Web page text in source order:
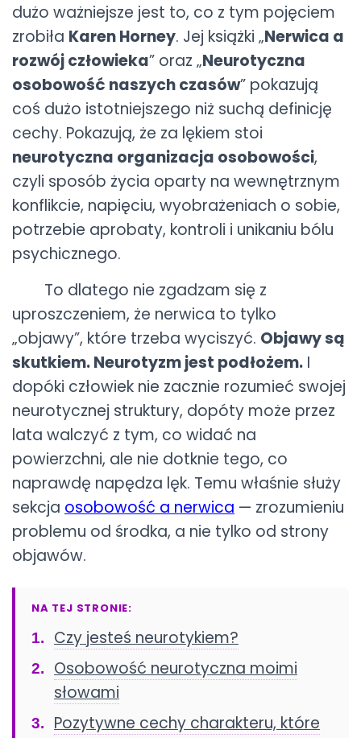
dużo ważniejsze jest to, co z tym pojęciem
zrobiła Karen Horney. Jej książki „Nerwica a
rozwój człowieka” oraz „Neurotyczna
osobowość naszych czasów” pokazują
coś dużo istotniejszego niż suchą definicję
cechy. Pokazują, że za lękiem stoi
neurotyczna organizacja osobowości,
czyli sposób życia oparty na wewnętrznym
konflikcie, napięciu, wyobrażeniach o sobie,
potrzebie aprobaty, kontroli i unikaniu bólu
psychicznego.
To dlatego nie zgadzam się z
uproszczeniem, że nerwica to tylko
„objawy”, które trzeba wyciszyć. Objawy są
skutkiem. Neurotyzm jest podłożem. I
dopóki człowiek nie zacznie rozumieć swojej
neurotycznej struktury, dopóty może przez
lata walczyć z tym, co widać na
powierzchni, ale nie dotknie tego, co
naprawdę napędza lęk. Temu właśnie służy
sekcja osobowość a nerwica — zrozumieniu
problemu od środka, a nie tylko od strony
objawów.
NA TEJ STRONIE:
Czy jesteś neurotykiem?
Osobowość neurotyczna moimi
słowami
Pozytywne cechy charakteru, które